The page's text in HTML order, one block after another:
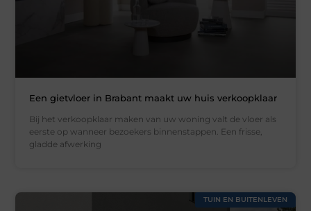
Een gietvloer in Brabant maakt uw huis verkoopklaar
Bij het verkoopklaar maken van uw woning valt de vloer als
eerste op wanneer bezoekers binnenstappen. Een frisse,
gladde afwerking
TUIN EN BUITENLEVEN